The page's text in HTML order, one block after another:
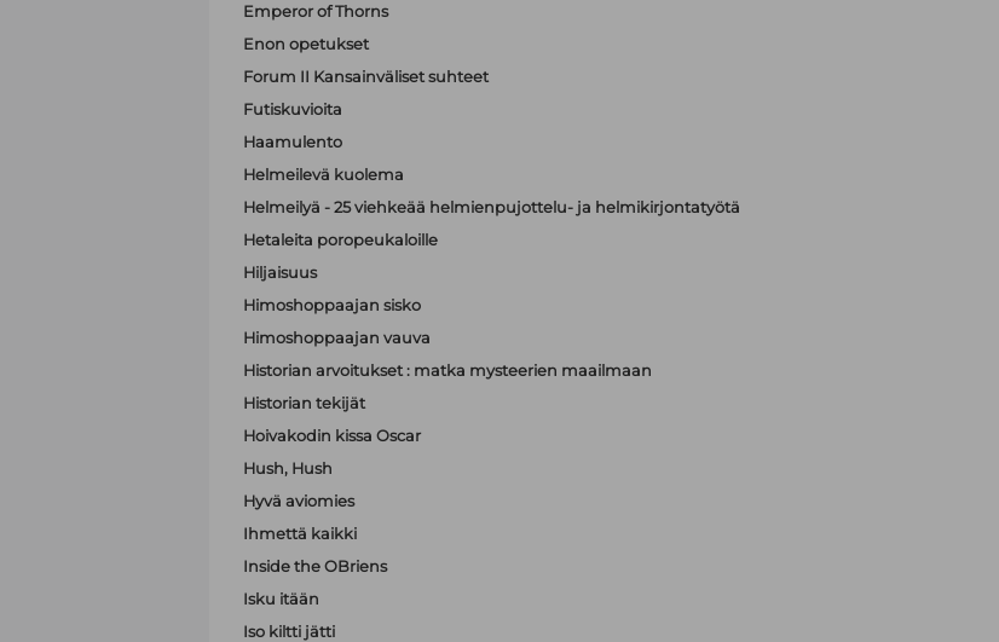
Emperor of Thorns
Enon opetukset
Forum II Kansainväliset suhteet
Futiskuvioita
Haamulento
Helmeilevä kuolema
Helmeilyä - 25 viehkeää helmienpujottelu- ja helmikirjontatyötä
Hetaleita poropeukaloille
Hiljaisuus
Himoshoppaajan sisko
Himoshoppaajan vauva
Historian arvoitukset : matka mysteerien maailmaan
Historian tekijät
Hoivakodin kissa Oscar
Hush, Hush
Hyvä aviomies
Ihmettä kaikki
Inside the OBriens
Isku itään
Iso kiltti jätti